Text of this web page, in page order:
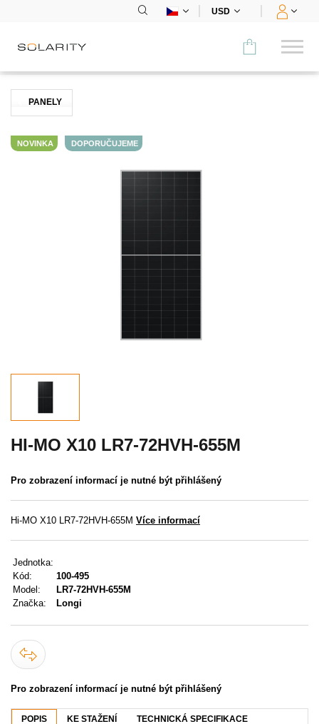
USD
MENU
UŽIVATELSKÉ MENU
Přihlášení
Zapomenuté heslo
PANELY
HI-MO X10 LR7-72HVH-655M
Pro zobrazení informací je nutné být přihlášený
Hi-MO X10 LR7-72HVH-655M Více informací
Jednotka:
Kód:
100-495
Model:
LR7-72HVH-655M
Značka:
Longi
Pro zobrazení informací je nutné být přihlášený
NOVINKA DOPORUČUJEME
POPIS KE STAŽENÍ
TECHNICKÁ SPECIFIKACE